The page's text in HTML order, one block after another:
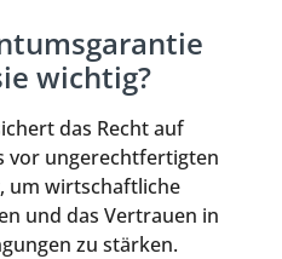
wichtig?
das Recht auf
vor ungerechtfertigten
um wirtschaftliche
und das Vertrauen in
zu stärken.